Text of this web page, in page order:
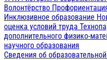
Волонтёрство
Инклюзивное образование
оценка условий труда
дополнительного физико-
научного образования
Сведения об